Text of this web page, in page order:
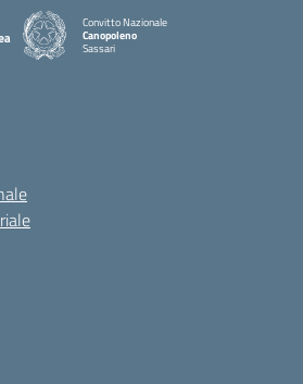
Convitto Nazionale
Canopoleno
Sassari